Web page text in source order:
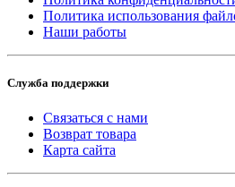
Политика использования
Наши работы
Служба поддержки
Связаться с нами
Возврат товара
Карта сайта